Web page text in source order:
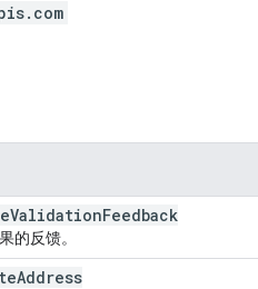
ValidationFeedback
的反馈。
Address